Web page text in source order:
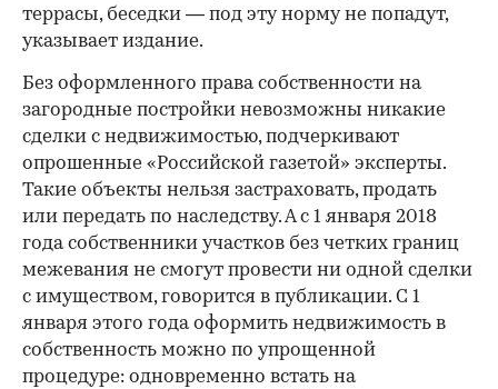
террасы, беседки — под эту норму не попадут,
указывает издание.
Без оформленного права собственности на
загородные постройки невозможны никакие
сделки с недвижимостью, подчеркивают
опрошенные «Российской газетой» эксперты.
Такие объекты нельзя застраховать, продать
или передать по наследству. А с 1 января 2018
года собственники участков без четких границ
межевания не смогут провести ни одной сделки
с имуществом, говорится в публикации. С 1
января этого года оформить недвижимость в
собственность можно по упрощенной
процедуре: одновременно встать на